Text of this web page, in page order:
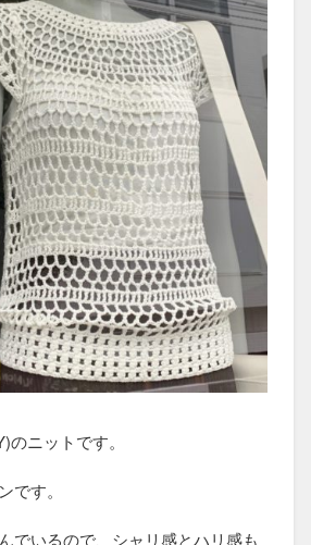
ニットです。
です。
でいるので、シャリ感とハリ感も